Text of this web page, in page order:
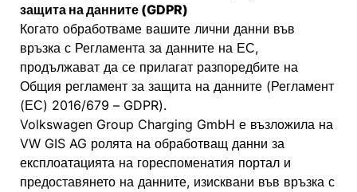
защита на данните (GDPR)
Когато обработваме вашите лични данни във
връзка с Регламента за данните на ЕС,
продължават да се прилагат разпоредбите на
Общия регламент за защита на данните (Регламент
(ЕС) 2016/679 – GDPR).
Volkswagen Group Charging GmbH е възложила на
VW GIS AG ролята на обработващ данни за
експлоатацията на гореспоменатия портал и
предоставянето на данните, изисквани във връзка с